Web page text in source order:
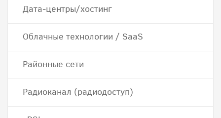
Дата-центры/хостинг
Облачные технологии / SaaS
Районные сети
Радиоканал (радиодоступ)